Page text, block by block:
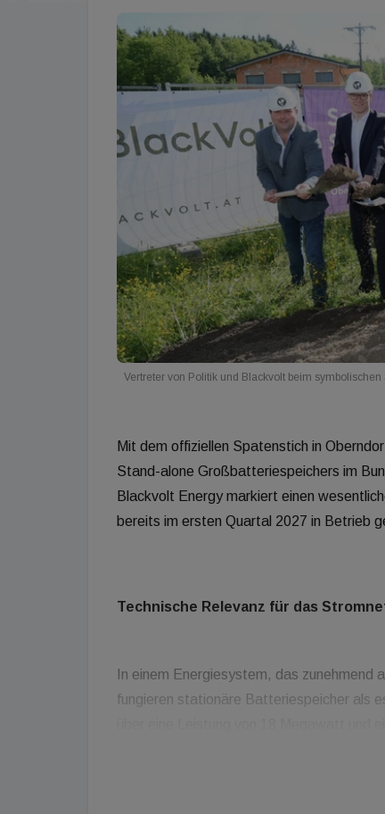
Vertreter von Politik und Blackvolt beim symbolischen
Mit dem offiziellen Spatenstich in
Stand-alone Großbatteriespeichers im
Blackvolt Energy markiert einen
bereits im ersten Quartal 2027 in Betrieb
Technische Relevanz für das
In einem Energiesystem, das zunehmend
fungieren stationäre Batteriespeicher als